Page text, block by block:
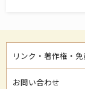
リンク・著作権・
お問い合わせ